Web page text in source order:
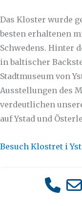
Das Kloster wurde
besten erhaltenen
Schwedens. Hinter
in baltischer
Stadtmuseum von
Ausstellungen des
verdeutlichen
auf Ystad und
Besuch Klostret i